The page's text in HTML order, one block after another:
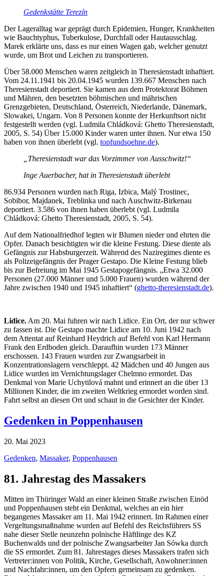
Gedenkstätte Terezín
Der Lageralltag war geprägt durch Epidemien, Hunger, Krankheiten
wie Bauchtyphus, Tuberkulose, Durchfall oder Hautausschlag.
Marek erklärte uns, dass es nur einen Wagen gab, welcher genutzt
wurde, um Brot und Leichen zu transportieren.
Über 58.000 Menschen waren zeitgleich in Theresienstadt inhaftiert.
Vom 24.11.1941 bis 20.04.1945 wurden 139.667 Menschen nach
Theresienstadt deportiert. Sie kamen aus dem Protektorat Böhmen
und Mähren, den besetzten böhmischen und mährischen
Grenzgebieten, Deutschland, Österreich, Niederlande, Dänemark,
Slowakei, Ungarn. Von 8 Personen konnte der Herkunftsort nicht
festgestellt werden (vgl. Ludmila Chládková: Ghetto Theresienstadt,
2005, S. 54) Über 15.000 Kinder waren unter ihnen. Nur etwa 150
haben von ihnen überlebt (vgl. topfundsoehne.de).
„Theresienstadt war das Vorzimmer von Ausschwitz!“
Inge Auerbacher, hat in Theresienstadt überlebt
86.934 Personen wurden nach Riga, Izbica, Malý Trostinec,
Sobibor, Majdanek, Treblinka und nach Auschwitz-Birkenau
deportiert. 3.586 von ihnen haben überlebt (vgl. Ludmila
Chládková: Ghetto Theresienstadt, 2005, S. 54).
Auf dem Nationalfriedhof legten wir Blumen nieder und ehrten die
Opfer. Danach besichtigten wir die kleine Festung. Diese diente als
Gefängnis zur Habsburgerzeit. Während des Naziregimes diente es
als Polizeigefängnis der Prager Gestapo. Die Kleine Festung blieb
bis zur Befreiung im Mai 1945 Gestapogefängnis. „Etwa 32.000
Personen (27.000 Männer und 5.000 Frauen) wurden während der
Jahre zwischen 1940 und 1945 inhaftiert“ (ghetto-theresienstadt.de).
Lidice. Am 20. Mai fuhren wir nach Lidice. Ein Ort, der nur schwer
zu fassen ist. Die Gestapo machte Lidice am 10. Juni 1942 nach
dem Attentat auf Reinhard Heydrich auf Befehl von Karl Hermann
Frank den Erdboden gleich. Daraufhin wurden 173 Männer
erschossen. 143 Frauen wurden zur Zwangsarbeit in
Konzentrationslagern verschleppt. 42 Mädchen und 40 Jungen aus
Lidice wurden im Vernichtungslager Chelmno ermordet. Das
Denkmal von Marie Uchytilová mahnt und erinnert an die über 13
Millionen Kinder, die im zweiten Weltkrieg ermordet worden sind.
Fahrt selbst an diesen Ort und schaut in die Gesichter der Kinder.
Gedenken in Poppenhausen
20. Mai 2023
Gedenken, Massaker, Poppenhausen
81. Jahrestag des Massakers
Mitten im Thüringer Wald an einer kleinen Straße zwischen Einöd
und Poppenhausen steht ein Denkmal, welches an ein hier
begangenes Massaker am 11. Mai 1942 erinnert. Im Rahmen einer
Vergeltungsmaßnahme wurden auf Befehl des Reichsführers SS
nahe dieser Stelle neunzehn polnische Häftlinge des KZ
Buchenwalds und der polnische Zwangsarbeiter Jan Sówka durch
die SS ermordet. Zum 81. Jahrestages dieses Massakers trafen sich
Vertreter:innen von Politik, Kirche, Gesellschaft, Anwohner:innen
und Nachfahr:innen, um den Opfern gemeinsam zu gedenken.